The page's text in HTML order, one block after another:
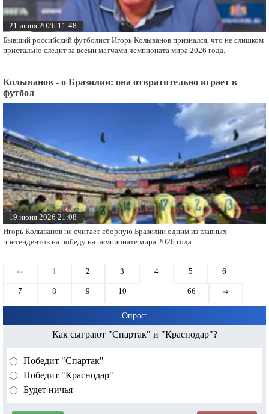
21 июня 2026 11:48
Бывший российский футболист Игорь Колыванов признался, что не слишком
пристально следит за всеми матчами чемпионата мира 2026 года.
Колыванов - о Бразилии: она отвратительно играет в
футбол
19 июня 2026 21:08
Игорь Колыванов не считает сборную Бразилии одним из главных
претендентов на победу на чемпионате мира 2026 года.
⇐ 1 2 3 4 5 6
7 8 9 10 ... 66 ⇒
Опрос:
Как сыграют "Спартак" и "Краснодар"?
Победит "Спартак"
Победит "Краснодар"
Будет ничья